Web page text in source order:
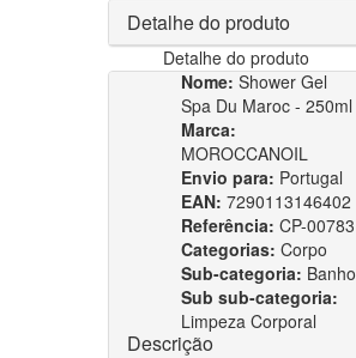
Detalhe do produto
Detalhe do produto
Nome: Shower Gel
Spa Du Maroc - 250ml
Marca:
MOROCCANOIL
Envio para: Portugal
EAN: 7290113146402
Referência: CP-00783
Categorias: Corpo
Sub-categoria: Banho
Sub sub-categoria:
Limpeza Corporal
Descrição